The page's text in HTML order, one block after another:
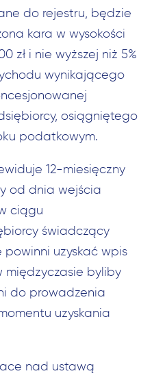
do rejestru, będzie
kara w wysokości
zł i nie wyższej niż 5%
wynikającego
osiągniętego
podatkowym.
12-miesięczny
od dnia wejścia
ciągu
świadczący
powinni uzyskać wpis
międzyczasie byliby
do prowadzenia
uzyskania
nad ustawą